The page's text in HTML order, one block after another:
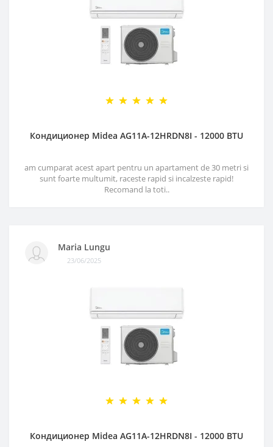
Кондиционер Midea AG11A-12HRDN8I - 12000 BTU
am cumparat acest apart pentru un apartament de 30 metri si
sunt foarte multumit, raceste rapid si incalzeste rapid!
Recomand la toti..
Maria Lungu
23/06/2025
Кондиционер Midea AG11A-12HRDN8I - 12000 BTU